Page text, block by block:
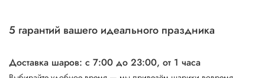
5 гарантий вашего идеального праздника
Доставка шаров: с 7:00 до 23:00, от 1 часа